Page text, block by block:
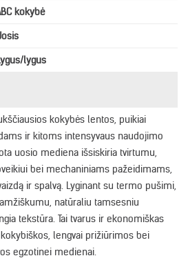
kokybė
lygus
kokybės lentos, puikiai
ir kitoms intensyvaus naudojimo
uosio mediena išsiskiria tvirtumu,
bei mechaniniams pažeidimams,
ir spalvą. Lyginant su termo pušimi,
natūraliu tamsesniu
tekstūra. Tai tvarus ir ekonomiškas
lengvai prižiūrimos bei
egzotinei medienai.